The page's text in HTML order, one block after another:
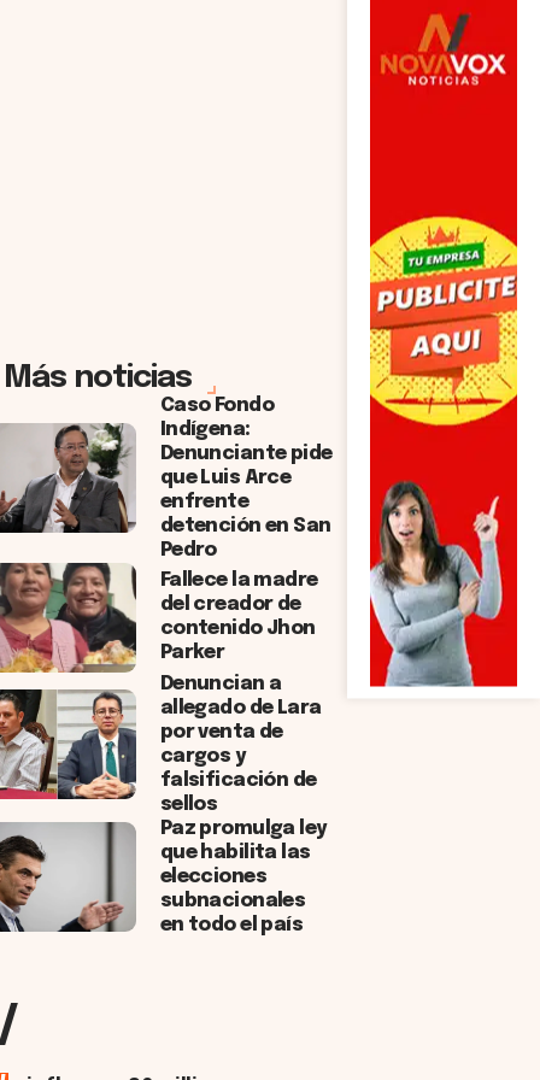
Más noticias
Caso Fondo
Indígena:
Denunciante pide
que Luis Arce
enfrente
detención en San
Pedro
Fallece la madre
del creador de
contenido Jhon
Parker
Denuncian a
allegado de Lara
por venta de
cargos y
falsificación de
sellos
Paz promulga ley
que habilita las
elecciones
subnacionales
en todo el país